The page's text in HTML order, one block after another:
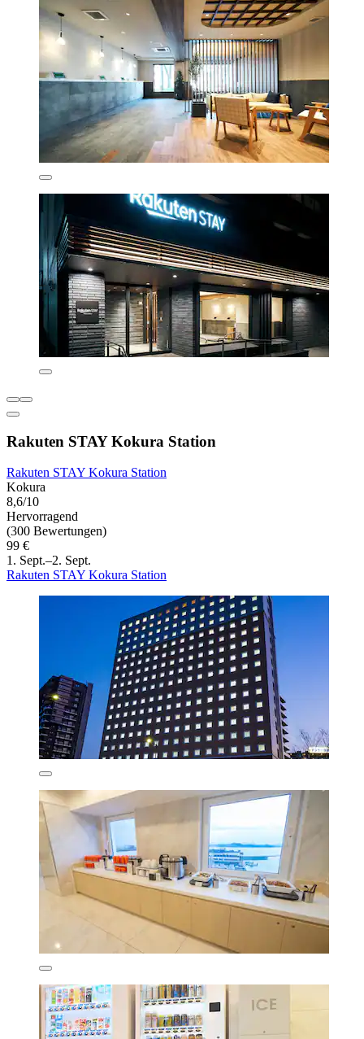
Rakuten STAY Kokura Station
Rakuten STAY Kokura Station
Kokura
8,6/10
Hervorragend
(300 Bewertungen)
99 €
1. Sept.–2. Sept.
Rakuten STAY Kokura Station